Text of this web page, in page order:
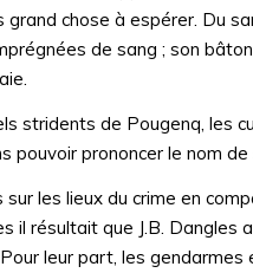
grand chose à espérer. Du
de sang ; son
stridents de Pougenq, les
pouvoir prononcer le nom
sur les lieux du crime en
il résultait que J.B.
leur part, les